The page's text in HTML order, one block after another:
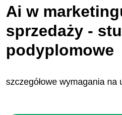
Ai w
sprzedaży -
podyplomowe
szczegółowe wymagania na